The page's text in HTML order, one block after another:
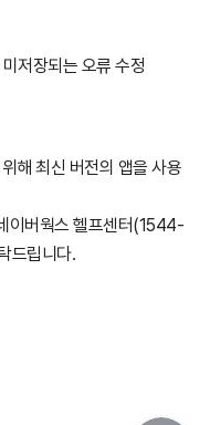
저장되는 오류 수정
해 최신 버전의 앱을 사용
이버웍스 헬프센터(1544-
드립니다.